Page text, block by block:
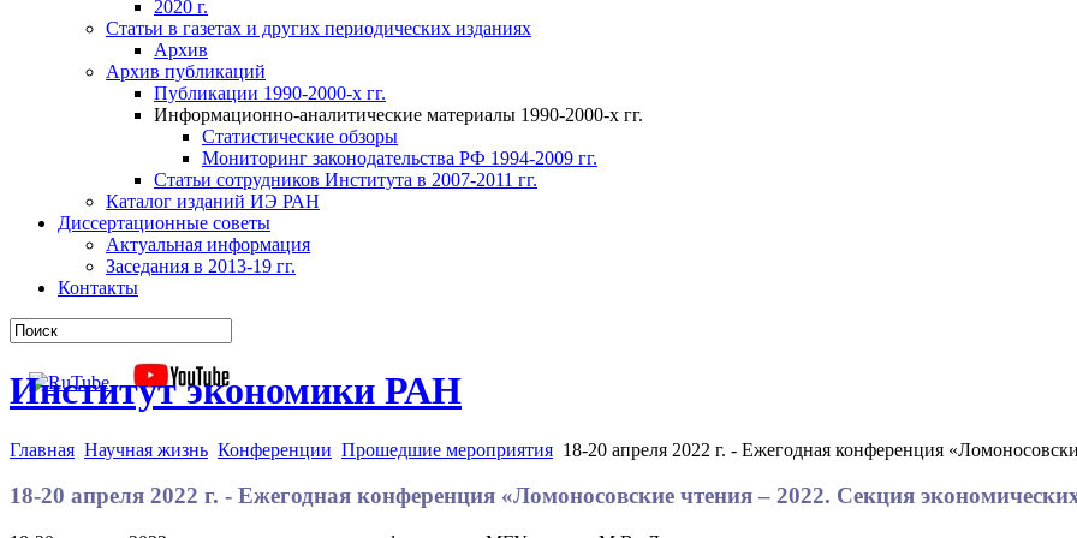
2020 г.
Статьи в газетах и других периодических изданиях
Архив
Архив публикаций
Публикации 1990-2000-х гг.
Информационно-аналитические материалы 1990-2000-х гг.
Статистические обзоры
Мониторинг законодательства РФ 1994-2009 гг.
Статьи сотрудников Института в 2007-2011 гг.
Каталог изданий ИЭ РАН
Диссертационные советы
Актуальная информация
Заседания в 2013-19 гг.
Контакты
Институт экономики РАН
Главная Научная жизнь Конференции Прошедшие мероприятия 18-20 апреля 2022 г. - Ежегодная конференция
18-20 апреля 2022 г. - Ежегодная конференция «Ломоносовские чтения – 2022. Секция